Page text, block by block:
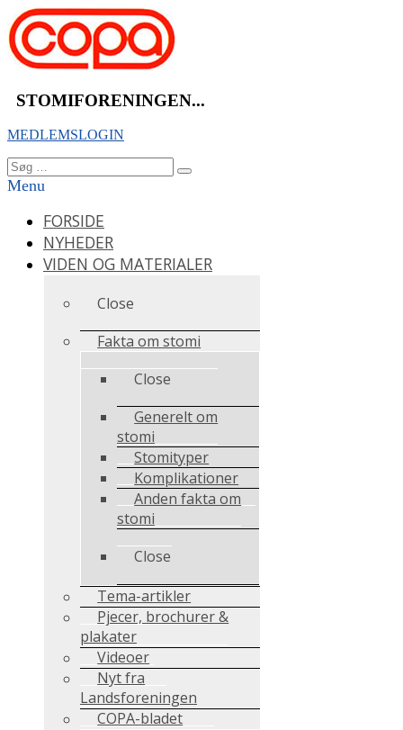
Videre
til
indhold
STOMIFORENINGEN...
MEDLEMSLOGIN
Søg
efter:
Søg
Menu
FORSIDE
NYHEDER
VIDEN OG MATERIALER
Close
Fakta om stomi
Close
Generelt om
stomi
Stomityper
Komplikationer
Anden fakta om
stomi
Close
Tema-artikler
Pjecer, brochurer &
plakater
Videoer
Nyt fra
Landsforeningen
COPA-bladet